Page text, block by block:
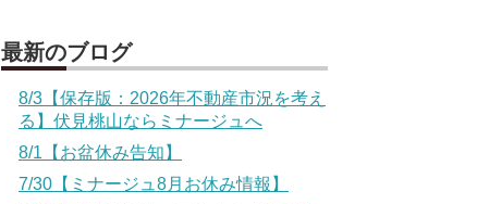
最新のブログ
8/3【保存版：2026年不動産市況を考え
る】伏見桃山ならミナージュへ
8/1【お盆休み告知】
7/30【ミナージュ8月お休み情報】